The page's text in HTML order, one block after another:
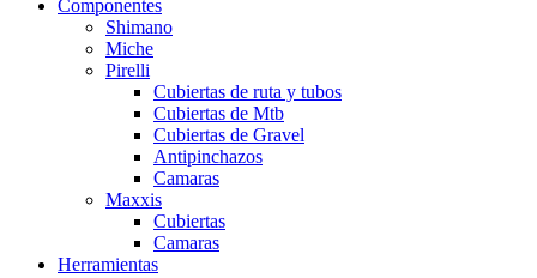
Componentes
Shimano
Miche
Pirelli
Cubiertas de ruta y tubos
Cubiertas de Mtb
Cubiertas de Gravel
Antipinchazos
Camaras
Maxxis
Cubiertas
Camaras
Herramientas